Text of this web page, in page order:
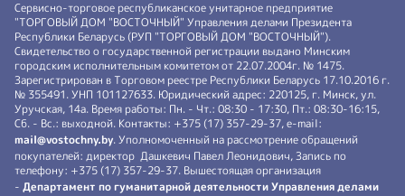
Сервисно-торговое республиканское унитарное предприятие
"ТОРГОВЫЙ ДОМ "ВОСТОЧНЫЙ" Управления делами Президента
Республики Беларусь (РУП "ТОРГОВЫЙ ДОМ "ВОСТОЧНЫЙ").
Свидетельство о государственной регистрации выдано Минским
городским исполнительным комитетом от 22.07.2004г. № 1475.
Зарегистрирован в Торговом реестре Республики Беларусь 17.10.2016 г.
№ 355491. УНП 101127633. Юридический адрес: 220125, г. Минск, ул.
Уручская, 14а. Время работы: Пн. - Чт.: 08:30 - 17:30, Пт.: 08:30-16:15,
Сб. - Вс.: выходной. Контакты: +375 (17) 357-29-37, e-mail:
mail@vostochny.by. Уполномоченный на рассмотрение обращений
покупателей: директор Дашкевич Павел Леонидович, Запись по
телефону: +375 (17) 357-29-37. Вышестоящая организация
- Департамент по гуманитарной деятельности Управления делами